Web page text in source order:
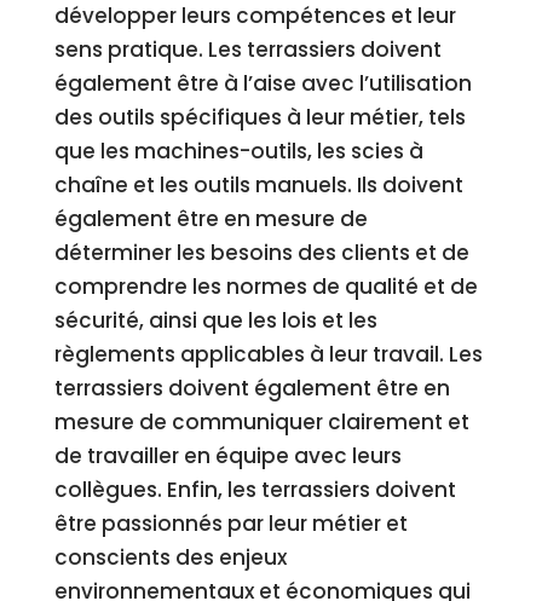
développer leurs compétences et leur
sens pratique. Les terrassiers doivent
également être à l’aise avec l’utilisation
des outils spécifiques à leur métier, tels
que les machines-outils, les scies à
chaîne et les outils manuels. Ils doivent
également être en mesure de
déterminer les besoins des clients et de
comprendre les normes de qualité et de
sécurité, ainsi que les lois et les
règlements applicables à leur travail. Les
terrassiers doivent également être en
mesure de communiquer clairement et
de travailler en équipe avec leurs
collègues. Enfin, les terrassiers doivent
être passionnés par leur métier et
conscients des enjeux
environnementaux et économiques qui